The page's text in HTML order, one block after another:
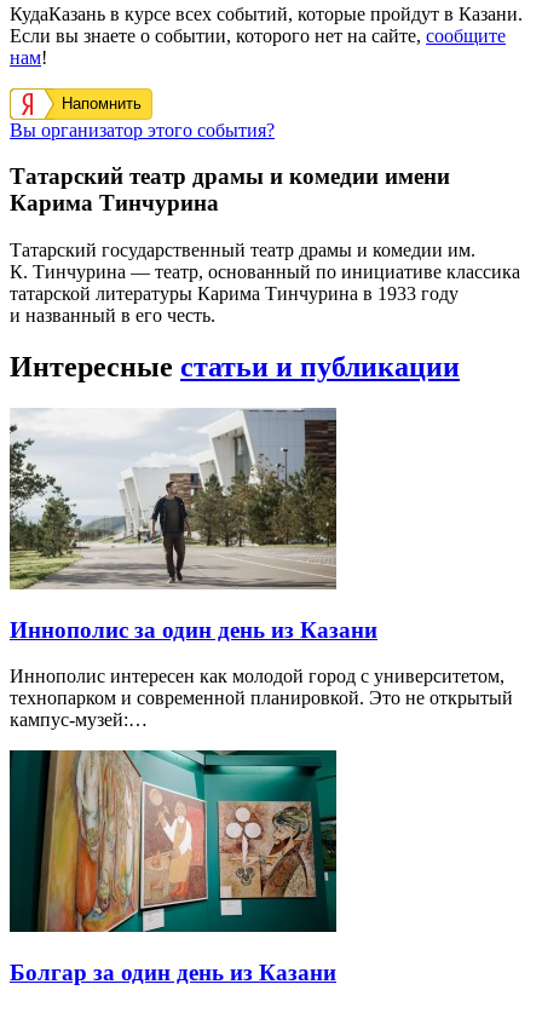
КудаКазань в курсе всех событий, которые пройдут в Казани.
Если вы знаете о событии, которого нет на сайте, сообщите
нам!
Напомнить
Вы организатор этого события?
Татарский театр драмы и комедии имени
Карима Тинчурина
Татарский государственный театр драмы и комедии им.
К. Тинчурина — театр, основанный по инициативе классика
татарской литературы Карима Тинчурина в 1933 году
и названный в его честь.
Интересные статьи и публикации
Иннополис за один день из Казани
Иннополис интересен как молодой город с университетом,
технопарком и современной планировкой. Это не открытый
кампус-музей:…
Болгар за один день из Казани